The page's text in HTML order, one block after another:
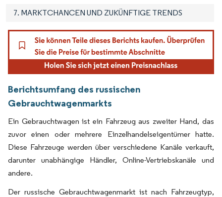
7. MARKTCHANCEN UND ZUKÜNFTIGE TRENDS
Berichtsumfang des russischen
Gebrauchtwagenmarkts
Ein Gebrauchtwagen ist ein Fahrzeug aus zweiter Hand, das
zuvor einen oder mehrere Einzelhandelseigentümer hatte.
Diese Fahrzeuge werden über verschiedene Kanäle verkauft,
darunter unabhängige Händler, Online-Vertriebskanäle und
andere.
Der russische Gebrauchtwagenmarkt ist nach Fahrzeugtyp,